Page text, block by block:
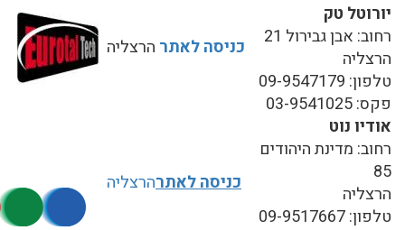
יורוטל טק
רחוב: אבן גבירול 21
הרצליה
טלפון: 09-9547179
פקס: 03-9541025
כניסה לאתר הרצליה
אודיו נוט
רחוב: מדינת היהודים
85
הרצליה
טלפון: 09-9517667
כניסה לאתרהרצליה